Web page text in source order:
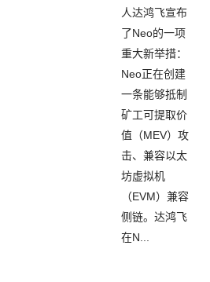
人达鸿飞宣布
了Neo的一项
重大新举措：
Neo正在创建
一条能够抵制
矿工可提取价
值（MEV）攻
击、兼容以太
坊虚拟机
（EVM）兼容
侧链。达鸿飞
在N...